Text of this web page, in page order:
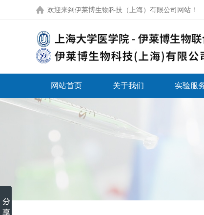
欢迎来到 伊莱博生物科技（上海）有限公司网站 ！
网站首页 关于我们 实验服